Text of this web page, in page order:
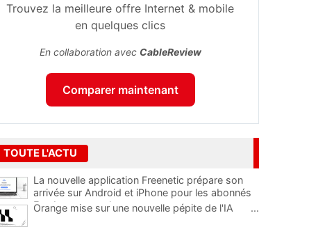
Trouvez la meilleure offre Internet & mobile
en quelques clics
En collaboration avec CableReview
Comparer maintenant
TOUTE L'ACTU
La nouvelle application Freenetic prépare son
arrivée sur Android et iPhone pour les abonnés
Freebox, testez la
Orange mise sur une nouvelle pépite de l'IA ...